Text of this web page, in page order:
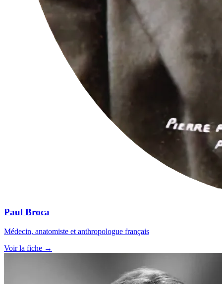
Paul Broca
Médecin, anatomiste et anthropologue français
Voir la fiche →